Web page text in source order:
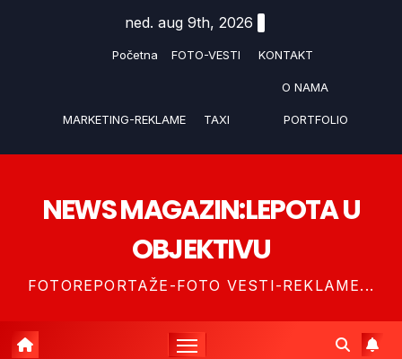
ned. aug 9th, 2026
Početna FOTO-VESTI KONTAKT
MARKETING-REKLAME TAXI
O NAMA
PORTFOLIO
NEWS MAGAZIN:LEPOTA U
OBJEKTIVU
FOTOREPORTAŽE-FOTO VESTI-REKLAME...